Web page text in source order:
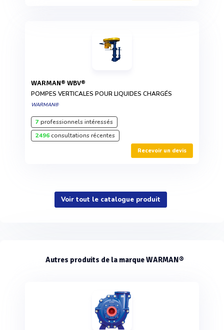
WARMAN® WBV®
POMPES VERTICALES POUR LIQUIDES CHARGÉS
WARMAN®
7professionnels intéressés
2496consultations récentes
Recevoir un devis
Voir tout le catalogue produit
Autres produits de la marque WARMAN®